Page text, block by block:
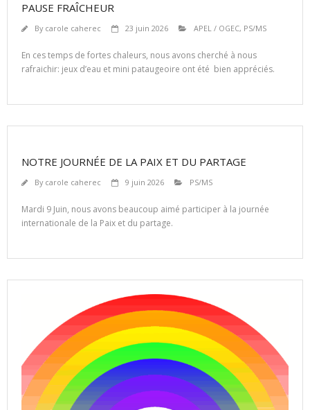
PAUSE FRAÎCHEUR
By carole caherec 23 juin 2026 APEL / OGEC, PS/MS
En ces temps de fortes chaleurs, nous avons cherché à nous
rafraichir: jeux d’eau et mini pataugeoire ont été bien appréciés.
NOTRE JOURNÉE DE LA PAIX ET DU PARTAGE
By carole caherec 9 juin 2026 PS/MS
Mardi 9 Juin, nous avons beaucoup aimé participer à la journée
internationale de la Paix et du partage.